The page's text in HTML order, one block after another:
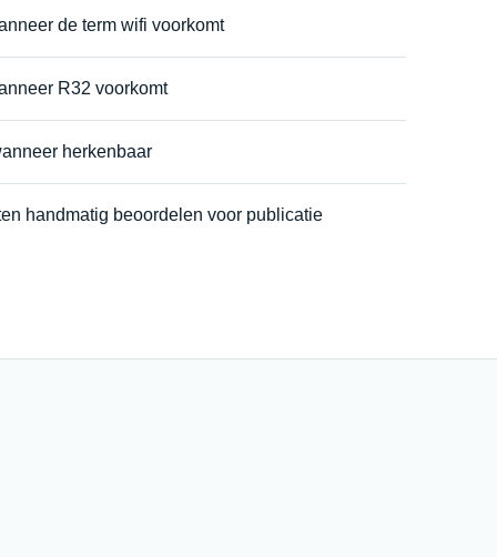
de term wifi voorkomt
R32 voorkomt
herkenbaar
handmatig beoordelen voor publicatie